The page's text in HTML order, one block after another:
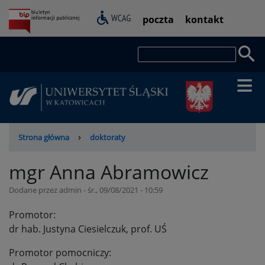
Przejdź
do
treści
Pasek
dostępności
poczta kontakt
Ścieżka
Strona główna doktoraty
mgr Anna Abramowicz
Dodane przez admin - śr., 09/08/2021 - 10:59
Promotor:
dr hab. Justyna Ciesielczuk, prof. UŚ
Promotor pomocniczy: